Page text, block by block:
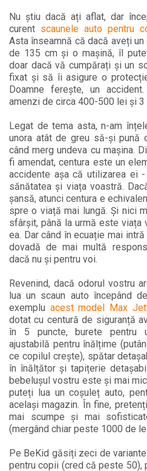
Nu știu dacă ați aflat, dar
curent scaunele auto pentru
Asta înseamnă că dacă aveți
de 135 cm și o mașină, îl
doar dacă vă cumpărați și un
fixat și să îi asigure o
Doamne ferește, un
amenzi de circa 400-500 lei și 3
Legat de tema asta, n-am
unora atât de greu să-și pună
când merg undeva cu mașina.
fi amendat, centura este un
accidente așa că utilizarea ei
sănătatea și viața voastră.
șansă, atunci centura e
spre o viață mai lungă. Și nici
sfârșit, până la urmă este
ea. Dar când în ecuație mai
dovadă de mai multă
dacă nu și pentru voi.
Revenind, dacă odorul vostru
lua un scaun auto începând
exemplu acest model Max
dotat cu centură de siguranță
în 5 puncte, burete pentru
ajustabilă pentru înălțime
ce copilul crește), spătar
în înălțător și tapițerie
bebelușul vostru este și mai
puteți lua un coșuleț auto,
același magazin. În fine,
mai scumpe și mai
(mergând chiar peste 1000 de
Pe BeKid găsiți zeci de
pentru copii (cred că peste 50),